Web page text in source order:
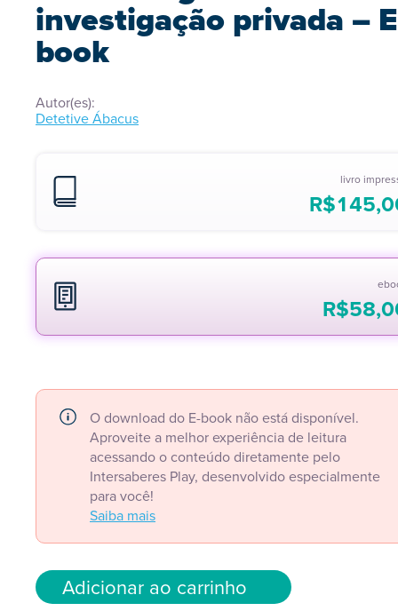
investigação privada –
book
Autor(es):
Detetive Ábacus
livro
R$
R$
O download do E-book não está disponível.
Aproveite a melhor experiência de leitura
acessando o conteúdo diretamente pelo
Intersaberes Play, desenvolvido especialmente
para você!
Saiba mais
Adicionar ao carrinho